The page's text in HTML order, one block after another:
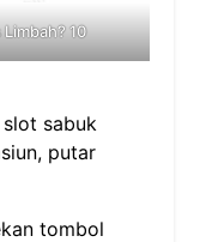
10
sabuk
putar
tombol